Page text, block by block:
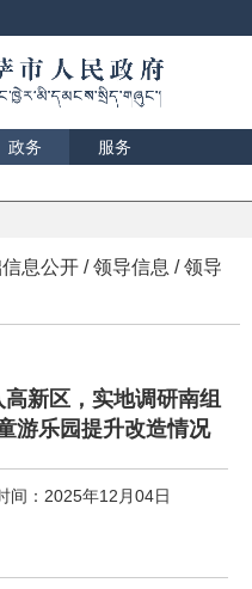
政务
服务
息公开 /领导信息 /领导
新区，实地调研南组
游乐园提升改造情况
间：2025年12月04日